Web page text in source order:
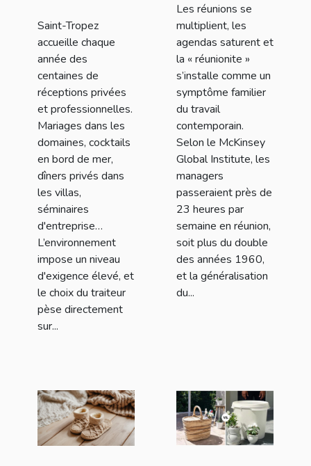
grand jeu !
Saint-Tropez
accueille chaque
année des
centaines de
réceptions privées
et professionnelles.
Mariages dans les
domaines, cocktails
en bord de mer,
dîners privés dans
les villas,
séminaires
d'entreprise…
L’environnement
impose un niveau
d'exigence élevé, et
le choix du traiteur
pèse directement
sur...
leadership
moderne
Les réunions se
multiplient, les
agendas saturent et
la « réunionite »
s’installe comme un
symptôme familier
du travail
contemporain.
Selon le McKinsey
Global Institute, les
managers
passeraient près de
23 heures par
semaine en réunion,
soit plus du double
des années 1960,
et la généralisation
du...